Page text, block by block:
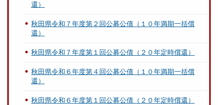
還）
秋田県令和７年度第２回公募公債（１０年満期一括償
還）
秋田県令和７年度第１回公募公債（２０年定時償還）
秋田県令和６年度第４回公募公債（１０年満期一括償
還）
秋田県令和６年度第１回公募公債（２０年定時償還）